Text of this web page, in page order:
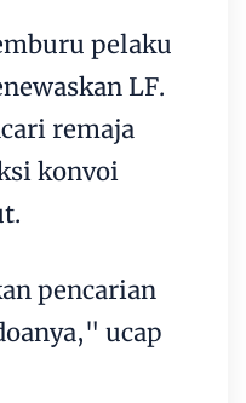
pelaku
LF.
remaja
konvoi
pencarian
ucap